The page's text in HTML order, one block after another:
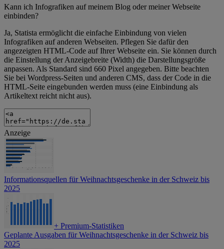
Kann ich Infografiken auf meinem Blog oder meiner Webseite
einbinden?
Ja, Statista ermöglicht die einfache Einbindung von vielen
Infografiken auf anderen Webseiten. Pflegen Sie dafür den
angezeigten HTML-Code auf Ihrer Webseite ein. Sie können durch
die Einstellung der Anzeigebreite (Width) die Darstellungsgröße
anpassen. Als Standard sind 660 Pixel angegeben. Bitte beachten
Sie bei Wordpress-Seiten und anderen CMS, dass der Code in die
HTML-Seite eingebunden werden muss (eine Einbindung als
Artikeltext reicht nicht aus).
Anzeige
Informationsquellen für Weihnachtsgeschenke in der Schweiz bis
2025
+ Premium-Statistiken
Geplante Ausgaben für Weihnachtsgeschenke in der Schweiz bis
2025